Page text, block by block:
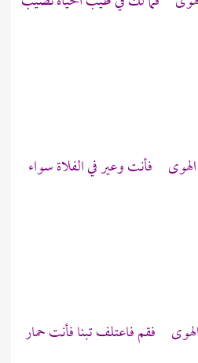
الهوى فأنت وعير في الفلاة سواء
فقم فاعتلف تبنا فأنت حمار